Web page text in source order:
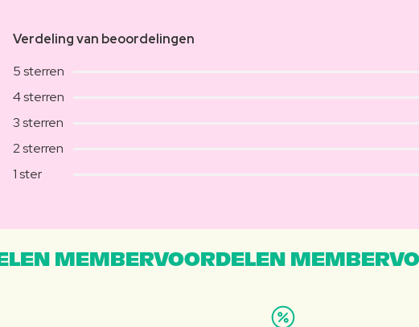
Verdeling van beoordelingen
5 sterren
4 sterren
3 sterren
2 sterren
1 ster
MEMBERVOORDELEN